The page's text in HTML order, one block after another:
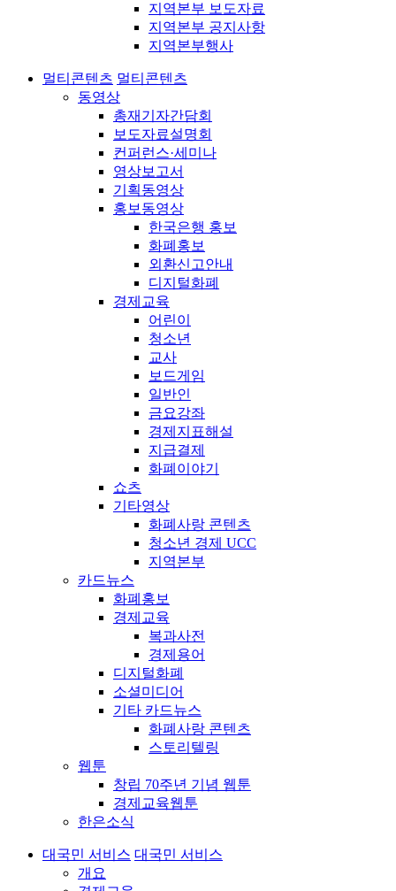
지역본부 보도자료
지역본부 공지사항
지역본부행사
멀티콘텐츠 멀티콘텐츠
동영상
총재기자간담회
보도자료설명회
컨퍼런스·세미나
영상보고서
기획동영상
홍보동영상
한국은행 홍보
화폐홍보
외환신고안내
디지털화폐
경제교육
어린이
청소년
교사
보드게임
일반인
금요강좌
경제지표해설
지급결제
화폐이야기
쇼츠
기타영상
화폐사랑 콘텐츠
청소년 경제 UCC
지역본부
카드뉴스
화폐홍보
경제교육
복과사전
경제용어
디지털화폐
소셜미디어
기타 카드뉴스
화폐사랑 콘텐츠
스토리텔링
웹툰
창립 70주년 기념 웹툰
경제교육웹툰
한은소식
대국민 서비스 대국민 서비스
개요